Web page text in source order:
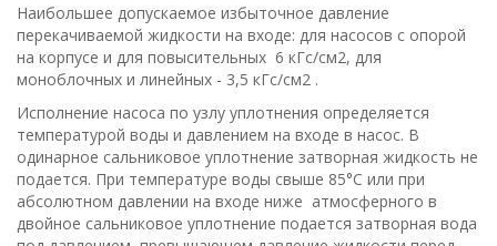
Наибольшее допускаемое избыточное давление
перекачиваемой жидкости на входе: для насосов с опорой
на корпусе и для повысительных 6 кГс/cм2, для
моноблочных и линейных - 3,5 кГс/см2 .
Исполнение насоса по узлу уплотнения определяется
температурой воды и давлением на входе в насос. В
одинарное сальниковое уплотнение затворная жидкость не
подается. При температуре воды свыше 85°С или при
абсолютном давлении на входе ниже атмосферного в
двойное сальниковое уплотнение подается затворная вода